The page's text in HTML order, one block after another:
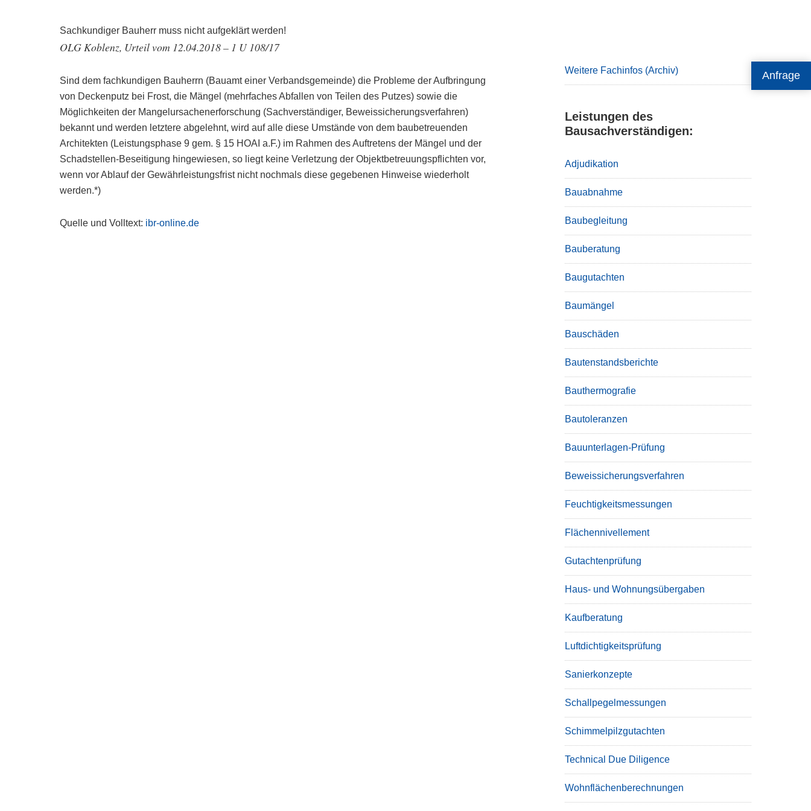
Anfrage
Sachkundiger Bauherr muss nicht aufgeklärt werden!
OLG Koblenz, Urteil vom 12.04.2018 – 1 U 108/17
Sind dem fachkundigen Bauherrn (Bauamt einer Verbandsgemeinde) die Probleme der Aufbringung
von Deckenputz bei Frost, die Mängel (mehrfaches Abfallen von Teilen des Putzes) sowie die
Möglichkeiten der Mangelursachenerforschung (Sachverständiger, Beweissicherungsverfahren)
bekannt und werden letztere abgelehnt, wird auf alle diese Umstände von dem baubetreuenden
Architekten (Leistungsphase 9 gem. § 15 HOAI a.F.) im Rahmen des Auftretens der Mängel und der
Schadstellen-Beseitigung hingewiesen, so liegt keine Verletzung der Objektbetreuungspflichten vor,
wenn vor Ablauf der Gewährleistungsfrist nicht nochmals diese gegebenen Hinweise wiederholt
werden.*)
Quelle und Volltext: ibr-online.de
Weitere Fachinfos (Archiv)
Leistungen des
Bausachverständigen:
Adjudikation
Bauabnahme
Baubegleitung
Bauberatung
Baugutachten
Baumängel
Bauschäden
Bautenstandsberichte
Bauthermografie
Bautoleranzen
Bauunterlagen-Prüfung
Beweissicherungsverfahren
Feuchtigkeitsmessungen
Flächennivellement
Gutachtenprüfung
Haus- und Wohnungsübergaben
Kaufberatung
Luftdichtigkeitsprüfung
Sanierkonzepte
Schallpegelmessungen
Schimmelpilzgutachten
Technical Due Diligence
Wohnflächenberechnungen